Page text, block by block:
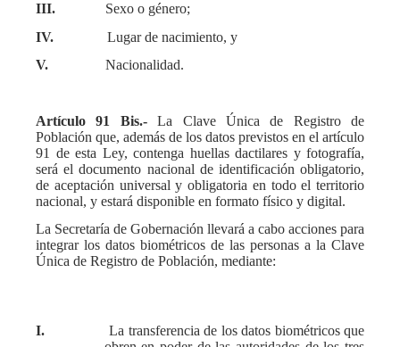
III. Sexo o género;
IV. Lugar de nacimiento, y
V. Nacionalidad.
Artículo 91 Bis.-La Clave Única de Registro de
Población que, además de los datos previstos en el artículo
91 de esta Ley, contenga huellas dactilares y fotografía,
será el documento nacional de identificación obligatorio,
de aceptación universal y obligatoria en todo el territorio
nacional, y estará disponible en formato físico y digital.
La Secretaría de Gobernación llevará a cabo acciones para
integrar los datos biométricos de las personas a la Clave
Única de Registro de Población, mediante:
I. La transferencia de los datos biométricos que